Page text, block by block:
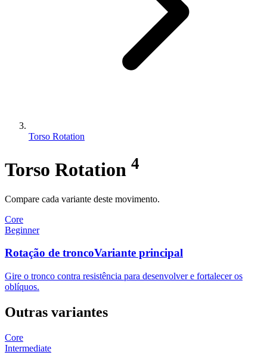
Torso Rotation
Torso Rotation 4
Compare cada variante deste movimento.
Core
Beginner
Rotação de troncoVariante principal
Gire o tronco contra resistência para desenvolver e fortalecer os
oblíquos.
Outras variantes
Core
Intermediate